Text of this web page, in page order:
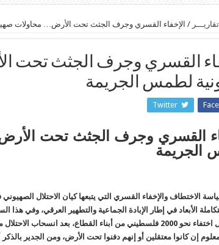
تقاريـــر / الإخفاء القسري وجرف الجثث تحت الأرض… محاولات
القسري وجرف الجثث تحت
لطمس الجريمة
Twitter
القسري وجرف الجثث تحت
الجريمة
الاختطاف والإخفاء القسري التي يتبعها كيان الاحتلال
الأبعاد في إطار الإبادة الجماعية والتطهير العرقي، وفي
عن تسجيل اختفاء نحو 2000 فلسطيني من أبناء القطاع، بعد
إن كانوا معتقلين أو إنهم دفنوا تحت الأرض، ومن الجدير